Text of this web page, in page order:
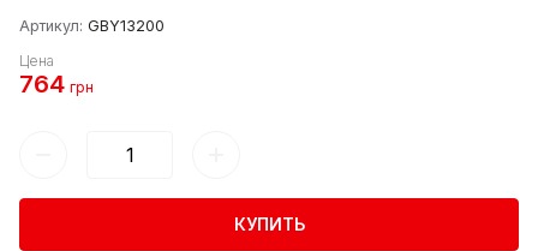
Артикул: GBY13200
Цена
764 грн
КУПИТЬ